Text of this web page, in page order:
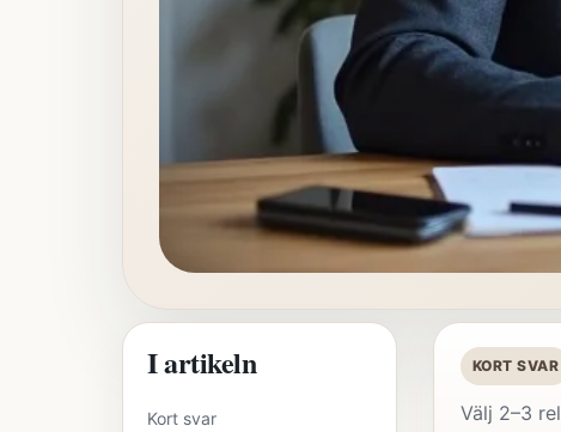
I artikeln
Kort svar
KORT SVAR
Välj 2–3